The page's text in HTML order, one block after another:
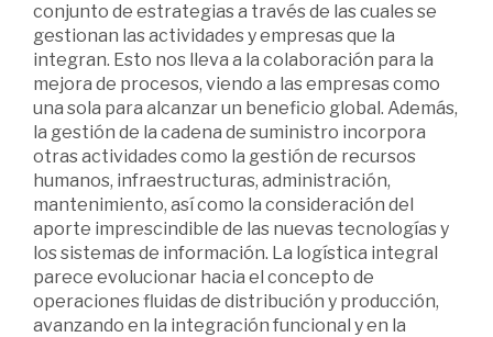
conjunto de estrategias a través de las cuales se
gestionan las actividades y empresas que la
integran. Esto nos lleva a la colaboración para la
mejora de procesos, viendo a las empresas como
una sola para alcanzar un beneficio global. Además,
la gestión de la cadena de suministro incorpora
otras actividades como la gestión de recursos
humanos, infraestructuras, administración,
mantenimiento, así como la consideración del
aporte imprescindible de las nuevas tecnologías y
los sistemas de información. La logística integral
parece evolucionar hacia el concepto de
operaciones fluidas de distribución y producción,
avanzando en la integración funcional y en la